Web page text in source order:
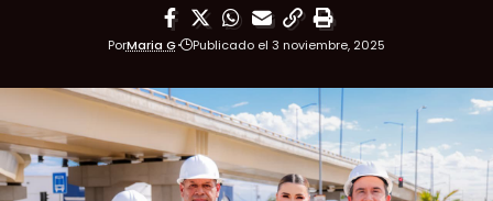
PorMaria G Publicado el 3 noviembre, 2025